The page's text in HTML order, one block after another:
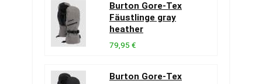
Burton Gore-Tex
Fäustlinge gray
heather
79,95 €
Burton Gore-Tex